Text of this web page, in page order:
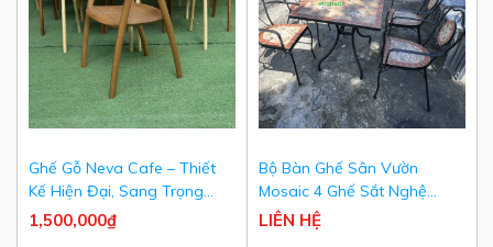
Ghế Gỗ Neva Cafe – Thiết
Kế Hiện Đại, Sang Trọng
Cho Quán Cafe & Nhà Hàng
1,500,000₫
Bộ Bàn Ghế Sân Vườn
Mosaic 4 Ghế Sắt Nghệ
Thuật Khảm Đá Cao Cấp -
LIÊN HỆ